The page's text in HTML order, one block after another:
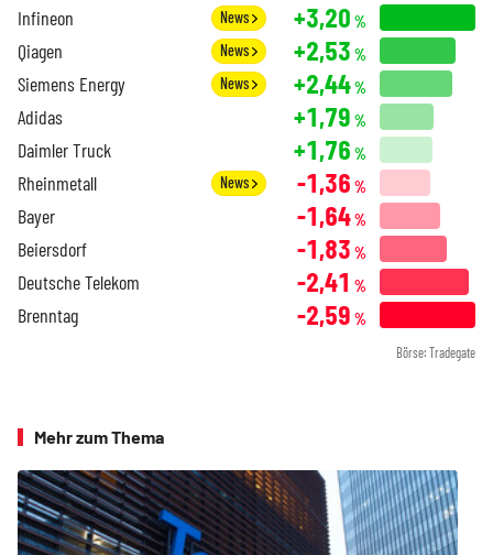
Infineon News +3,20 %
Qiagen News +2,53 %
Siemens Energy News +2,44%
Adidas +1,79 %
Daimler Truck +1,76 %
Rheinmetall News -1,36 %
Bayer -1,64%
Beiersdorf -1,83 %
Deutsche Telekom -2,41 %
Brenntag -2,59 %
Börse: Tradegate
Mehr zum Thema